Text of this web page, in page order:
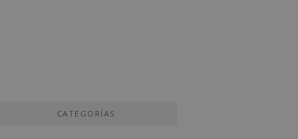
CATEGORÍAS